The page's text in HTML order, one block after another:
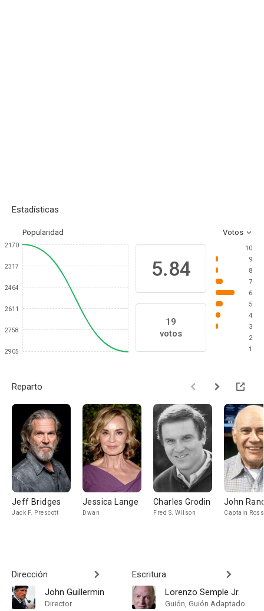
Estadísticas
Popularidad Votos
2170
2317
2464
2611
2758
2905
5.84
19
votos
10
9
8
7
6
5
4
3
2
1
Reparto
Jeff Bridges
Jack F. Prescott
Jessica Lange
Dwan
Charles Grodin
Fred S. Wilson
John
Captain Ross
Dirección
John Guillermin
Director
Escritura
Lorenzo Semple Jr.
Guión, Guión Adaptado